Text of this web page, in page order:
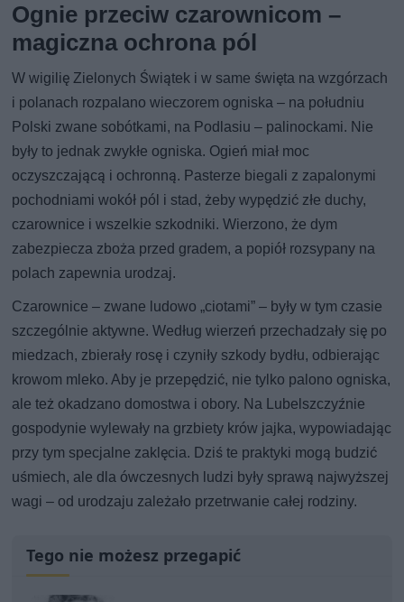
Ognie przeciw czarownicom –
magiczna ochrona pól
W wigilię Zielonych Świątek i w same święta na wzgórzach
i polanach rozpalano wieczorem ogniska – na południu
Polski zwane sobótkami, na Podlasiu – palinockami. Nie
były to jednak zwykłe ogniska. Ogień miał moc
oczyszczającą i ochronną. Pasterze biegali z zapalonymi
pochodniami wokół pól i stad, żeby wypędzić złe duchy,
czarownice i wszelkie szkodniki. Wierzono, że dym
zabezpiecza zboża przed gradem, a popiół rozsypany na
polach zapewnia urodzaj.
Czarownice – zwane ludowo „ciotami” – były w tym czasie
szczególnie aktywne. Według wierzeń przechadzały się po
miedzach, zbierały rosę i czyniły szkody bydłu, odbierając
krowom mleko. Aby je przepędzić, nie tylko palono ogniska,
ale też okadzano domostwa i obory. Na Lubelszczyźnie
gospodynie wylewały na grzbiety krów jajka, wypowiadając
przy tym specjalne zaklęcia. Dziś te praktyki mogą budzić
uśmiech, ale dla ówczesnych ludzi były sprawą najwyższej
wagi – od urodzaju zależało przetrwanie całej rodziny.
Tego nie możesz przegapić